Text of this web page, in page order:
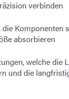
verbinden
die Komponenten
absorbieren
welche die
und die